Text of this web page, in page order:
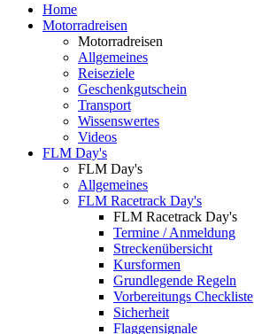
Home
Motorradreisen
Motorradreisen
Allgemeines
Reiseziele
Geschenkgutschein
Transport
Wissenswertes
Videos
FLM Day's
FLM Day's
Allgemeines
FLM Racetrack Day's
FLM Racetrack Day's
Termine / Anmeldung
Streckenübersicht
Kursformen
Grundlegende Regeln
Vorbereitungs Checkliste
Sicherheit
Flaggensignale